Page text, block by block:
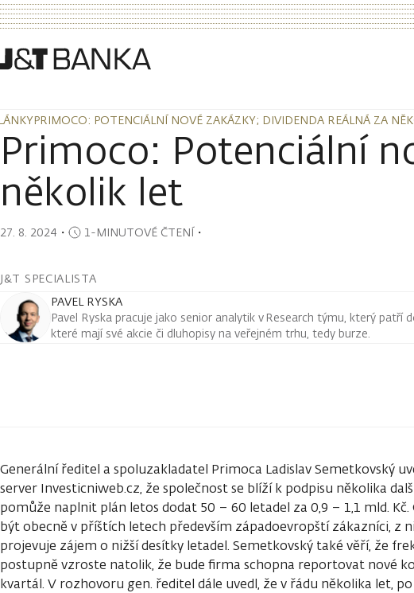
PRIMOCO: POTENCIÁLNÍ NOVÉ ZAKÁZKY; DIVIDENDA REÁLNÁ ZA
PRIMOCO: POTENCIÁLNÍ NOVÉ ZAKÁZKY; DIVIDENDA REÁLNÁ ZA
Primoco: Potenciální
několik let
27. 8. 2024 ・ 1-MINUTOVÉ ČTENÍ・
J&T SPECIALISTA
PAVEL RYSKA
Pavel Ryska pracuje jako senior analytik v Research týmu, který
které mají své akcie či dluhopisy na veřejném trhu, tedy burze.
Generální ředitel a spoluzakladatel Primoca Ladislav Semetkovský
server Investicniweb.cz, že společnost se blíží k podpisu několika
pomůže naplnit plán letos dodat 50 – 60 letadel za 0,9 – 1,1 mld.
být obecně v příštích letech především západoevropští zákazníci, z
projevuje zájem o nižší desítky letadel. Semetkovský také věří, že
postupně vzroste natolik, že bude firma schopna reportovat nové
kvartál. V rozhovoru gen. ředitel dále uvedl, že v řádu několika let,